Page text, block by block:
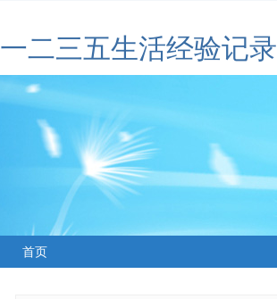
一二三五生活经验记录
首页